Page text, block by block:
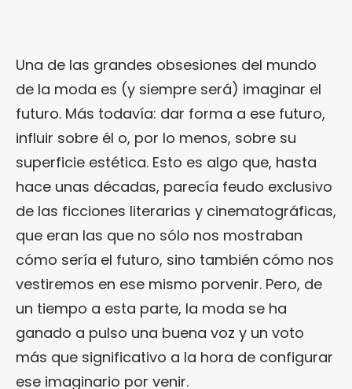
Una de las grandes obsesiones del mundo
de la moda es (y siempre será) imaginar el
futuro. Más todavía: dar forma a ese futuro,
influir sobre él o, por lo menos, sobre su
superficie estética. Esto es algo que, hasta
hace unas décadas, parecía feudo exclusivo
de las ficciones literarias y cinematográficas,
que eran las que no sólo nos mostraban
cómo sería el futuro, sino también cómo nos
vestiremos en ese mismo porvenir. Pero, de
un tiempo a esta parte, la moda se ha
ganado a pulso una buena voz y un voto
más que significativo a la hora de configurar
ese imaginario por venir.